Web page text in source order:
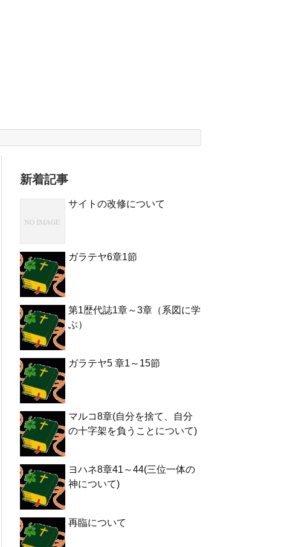
新着記事
サイトの改修について
ガラテヤ6章1節
第1歴代誌1章～3章（系図に学
ぶ）
ガラテヤ5 章1～15節
マルコ8章(自分を捨て、自分
の十字架を負うことについて)
ヨハネ8章41～44(三位一体の
神について)
再臨について